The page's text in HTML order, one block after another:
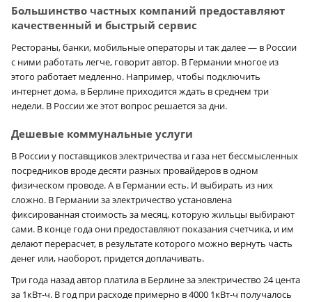
Большинство частных компаний предоставляют
качественный и быстрый сервис
Рестораны, банки, мобильные операторы и так далее — в России
с ними работать легче, говорит автор. В Германии многое из
этого работает медленно. Например, чтобы подключить
интернет дома, в Берлине приходится ждать в среднем три
недели. В России же этот вопрос решается за дни.
Дешевые коммунальные услуги
В России у поставщиков электричества и газа нет бессмысленных
посредников вроде десяти разных провайдеров в одном
физическом проводе. А в Германии есть. И выбирать из них
сложно. В Германии за электричество установлена
фиксированная стоимость за месяц, которую жильцы выбирают
сами. В конце года они предоставляют показания счетчика, и им
делают перерасчет, в результате которого можно вернуть часть
денег или, наоборот, придется доплачивать.
Три года назад автор платила в Берлине за электричество 24 цента
за 1кВт‑ч. В год при расходе примерно в 4000 1кВт‑ч получалось